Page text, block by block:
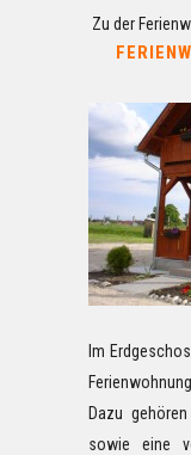
Zu der
Im
Dazu
sowie eine